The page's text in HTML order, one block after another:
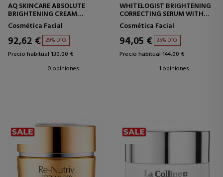
AQ SKINCARE ABSOLUTE
BRIGHTENING CREAM
CREMA ANTIMANCHAS -
REAFIRMANTE
Cosmética Facial
92,62 € 29% DTO.
Precio habitual 130,00 €
0 opiniones
WHITELOGIST BRIGHTENING
CORRECTING SERUM WITH
KOJIC ACID
SÉRUM CORRECTOR -
ILUMINADOR
Cosmética Facial
94,05 € 35% DTO.
Precio habitual 144,00 €
1 opiniones